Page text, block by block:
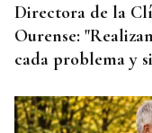
Directora de la
Ourense:
cada problema y